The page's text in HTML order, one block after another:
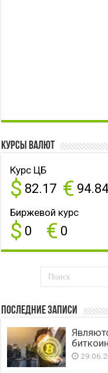
Курсы валют
Курс ЦБ
$ 82.17 € 94.84
Биржевой курс
$ 0 € 0
Последние записи